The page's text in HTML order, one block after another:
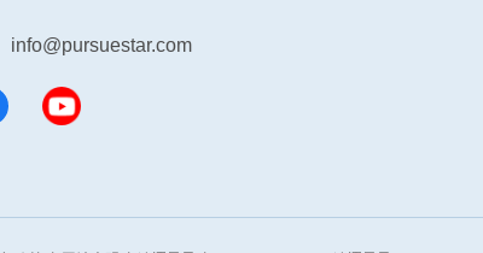
info@pursuestar.com